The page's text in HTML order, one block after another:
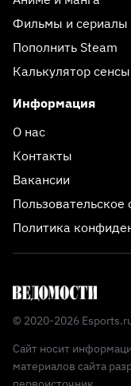
Фильмы и сериалы
Пополнить Steam
Калькулятор сенсы
Информация
О нас
Контакты
Вакансии
Пользовательское
Политика
© 2020-2026
Сайт носит
материалов сайта